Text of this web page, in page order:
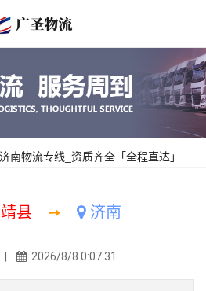
南物流专线_资质齐全「全程直达」
县 ➙ 济南
| 2026/8/8 0:07:31